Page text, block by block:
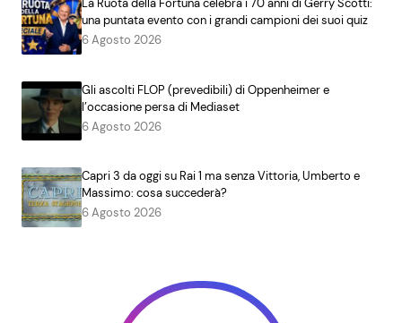
La Ruota della Fortuna celebra i 70 anni di Gerry Scotti:
una puntata evento con i grandi campioni dei suoi quiz
6 Agosto 2026
Gli ascolti FLOP (prevedibili) di Oppenheimer e
l’occasione persa di Mediaset
6 Agosto 2026
Capri 3 da oggi su Rai 1 ma senza Vittoria, Umberto e
Massimo: cosa succederà?
6 Agosto 2026